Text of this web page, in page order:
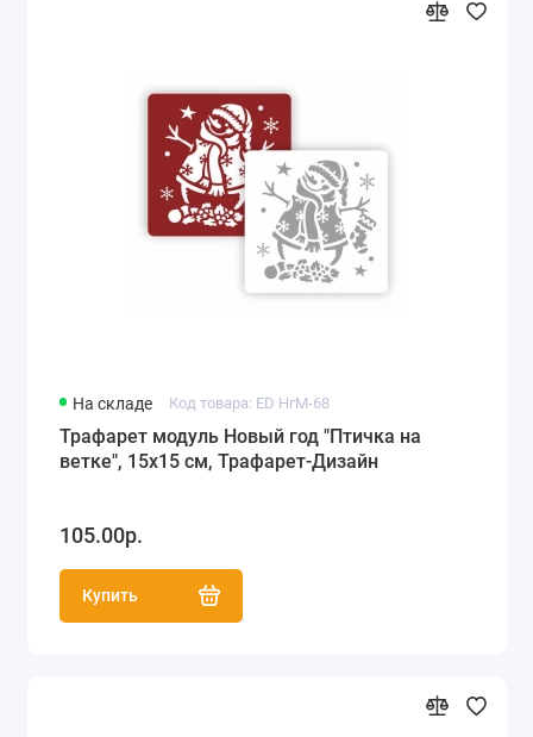
На складе Код товара: ED НгМ-68
Трафарет модуль Новый год "Птичка на
ветке", 15х15 см, Трафарет-Дизайн
105.00р.
Купить